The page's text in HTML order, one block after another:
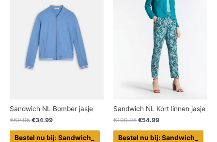
Sandwich NL Bomber jasje
€69.95 €34.99
Bestel nu bij: Sandwich_
Sandwich NL Kort linnen jasje
€109.95 €54.99
Bestel nu bij: Sandwich_